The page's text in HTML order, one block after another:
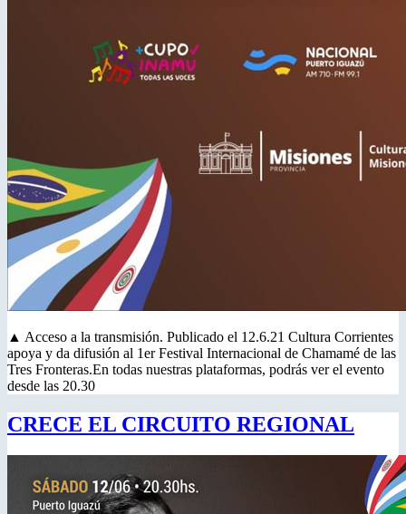
▲ Acceso a la transmisión. Publicado el 12.6.21 Cultura Corrientes
apoya y da difusión al 1er Festival Internacional de Chamamé de las
Tres Fronteras.En todas nuestras plataformas, podrás ver el evento
desde las 20.30
CRECE EL CIRCUITO REGIONAL